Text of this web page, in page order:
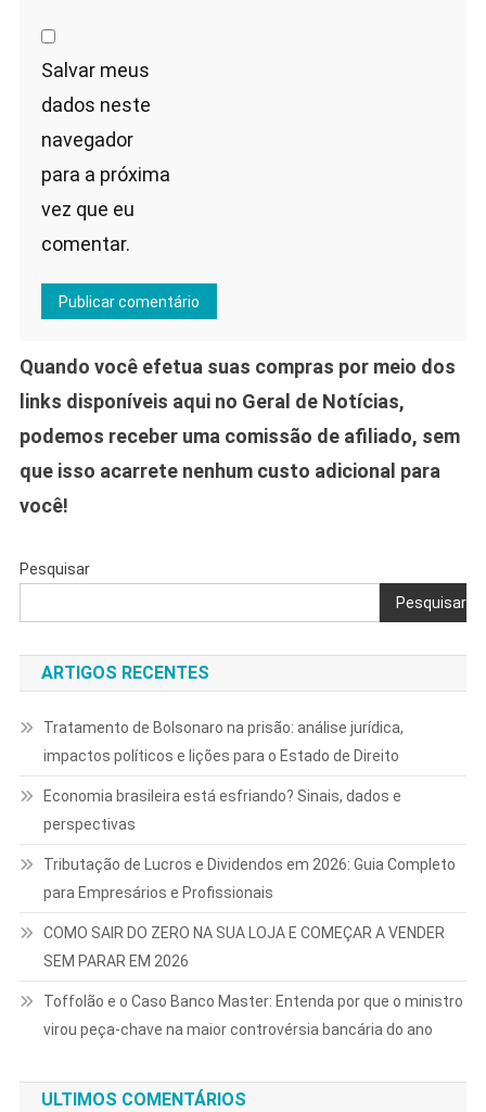
Salvar meus
dados neste
navegador
para a próxima
vez que eu
comentar.
Quando você efetua suas compras por meio dos
links disponíveis aqui no Geral de Notícias,
podemos receber uma comissão de afiliado, sem
que isso acarrete nenhum custo adicional para
você!
Pesquisar
Pesquisar
ARTIGOS RECENTES
Tratamento de Bolsonaro na prisão: análise jurídica,
impactos políticos e lições para o Estado de Direito
Economia brasileira está esfriando? Sinais, dados e
perspectivas
Tributação de Lucros e Dividendos em 2026: Guia Completo
para Empresários e Profissionais
COMO SAIR DO ZERO NA SUA LOJA E COMEÇAR A VENDER
SEM PARAR EM 2026
Toffolão e o Caso Banco Master: Entenda por que o ministro
virou peça-chave na maior controvérsia bancária do ano
ULTIMOS COMENTÁRIOS